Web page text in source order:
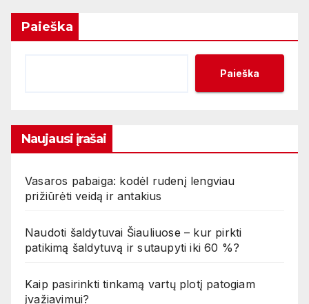
Paieška
Paieška
Naujausi įrašai
Vasaros pabaiga: kodėl rudenį lengviau
prižiūrėti veidą ir antakius
Naudoti šaldytuvai Šiauliuose – kur pirkti
patikimą šaldytuvą ir sutaupyti iki 60 %?
Kaip pasirinkti tinkamą vartų plotį patogiam
įvažiavimui?